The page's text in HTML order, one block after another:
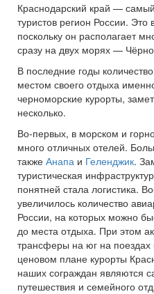
Краснодарский край —
туристов регион России.
поскольку он располагает
сразу на двух морях —
В последние годы
местом своего отдыха
черноморские курорты,
несколько.
Во-первых, в морском и
много отличных отелей.
также Анапа и Геленджик.
туристическая
понятней стала логистика.
увеличилось количество
России, на которых можно
до места отдыха. При этом
трансферы на юг на поездах
ценовом плане курорты
наших сограждан являются
путешествия и семейного